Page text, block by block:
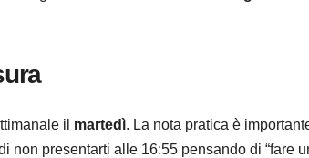
il martedì. La nota pratica è
non presentarti alle 16:55 pensando di “fare